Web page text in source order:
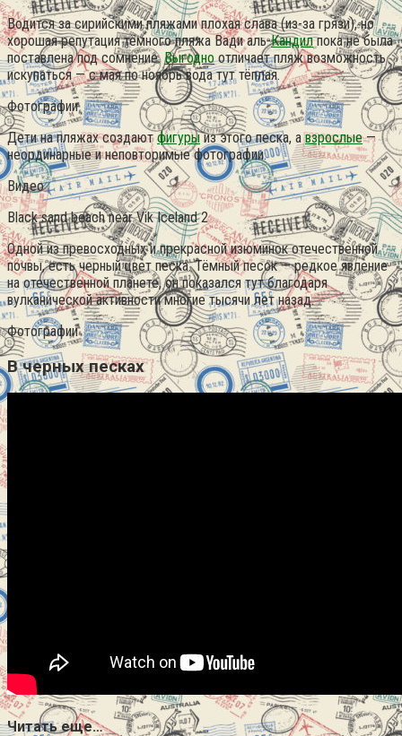
Водится за сирийскими пляжами плохая слава (из-за грязи), но
хорошая репутация тёмного пляжа Вади аль-Кандилпока не была
поставлена под сомнение.Выгодноотличает пляж возможность
искупаться — с мая по ноябрь вода тут тёплая.
Фотографии
Дети на пляжах создаютфигурыиз этого песка, авзрослые—
неординарные и неповторимые фотографии.
Видео
Black sand beach near Vik Iceland 2
Одной из превосходных и прекрасной изюминок отечественной
почвы, есть черный цвет песка. Тёмный песок — редкое явление
на отечественной планете, он показался тут благодаря
вулканической активности многие тысячи лет назад.
Фотографии
В черных песках
Читать еще…